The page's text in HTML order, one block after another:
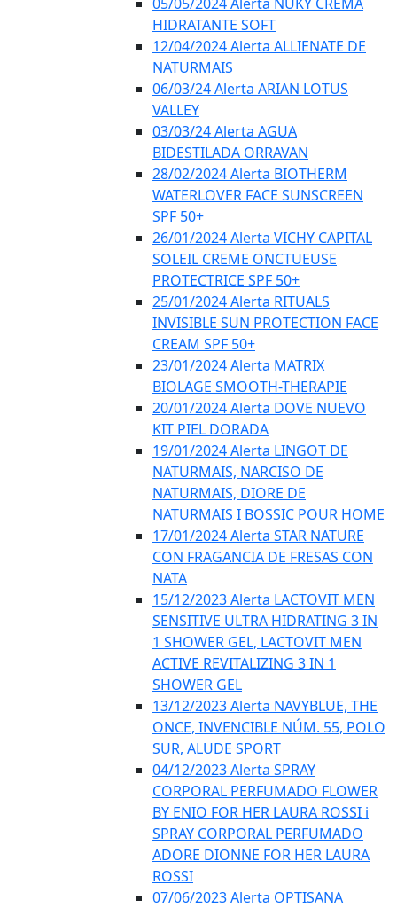
HIDRATANTE SOFT
12/04/2024 Alerta ALLIENATE DE
NATURMAIS
06/03/24 Alerta ARIAN LOTUS
VALLEY
03/03/24 Alerta AGUA
BIDESTILADA ORRAVAN
28/02/2024 Alerta BIOTHERM
WATERLOVER FACE SUNSCREEN
SPF 50+
26/01/2024 Alerta VICHY CAPITAL
SOLEIL CREME ONCTUEUSE
PROTECTRICE SPF 50+
25/01/2024 Alerta RITUALS
INVISIBLE SUN PROTECTION FACE
CREAM SPF 50+
23/01/2024 Alerta MATRIX
BIOLAGE SMOOTH-THERAPIE
20/01/2024 Alerta DOVE NUEVO
KIT PIEL DORADA
19/01/2024 Alerta LINGOT DE
NATURMAIS, NARCISO DE
NATURMAIS, DIORE DE
NATURMAIS I BOSSIC POUR HOME
17/01/2024 Alerta STAR NATURE
CON FRAGANCIA DE FRESAS CON
NATA
15/12/2023 Alerta LACTOVIT MEN
SENSITIVE ULTRA HIDRATING 3 IN
1 SHOWER GEL, LACTOVIT MEN
ACTIVE REVITALIZING 3 IN 1
SHOWER GEL
13/12/2023 Alerta NAVYBLUE, THE
ONCE, INVENCIBLE NÚM. 55, POLO
SUR, ALUDE SPORT
04/12/2023 Alerta SPRAY
CORPORAL PERFUMADO FLOWER
BY ENIO FOR HER LAURA ROSSI i
SPRAY CORPORAL PERFUMADO
ADORE DIONNE FOR HER LAURA
ROSSI
07/06/2023 Alerta OPTISANA